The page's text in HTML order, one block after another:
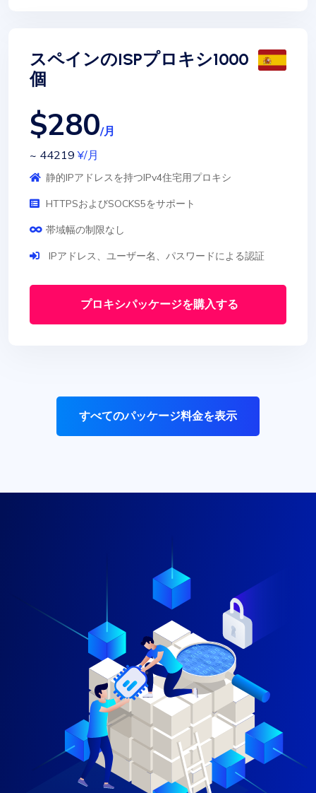
スペインのISPプロキシ1000
個
$280/月
~ 44219¥/月
静的IPアドレスを持つIPv4住宅用プロキシ
HTTPSおよびSOCKS5をサポート
帯域幅の制限なし
IPアドレス、ユーザー名、パスワードによる認証
プロキシパッケージを購入する
すべてのパッケージ料金を表示